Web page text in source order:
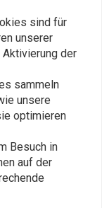
bleiben?
sind für
unserer
der
sammeln
unsere
optimieren
Besuch in
auf der